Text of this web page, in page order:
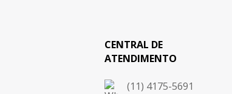
CENTRAL DE
ATENDIMENTO
(11) 4175-5691